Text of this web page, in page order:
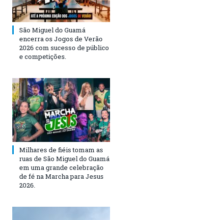
São Miguel do Guamá
encerra os Jogos de Verão
2026 com sucesso de público
e competições.
Milhares de fiéis tomam as
ruas de São Miguel do Guamá
em uma grande celebração
de fé na Marcha para Jesus
2026.